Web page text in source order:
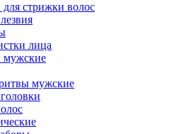
стрижки волос
лица
мужские
мужские